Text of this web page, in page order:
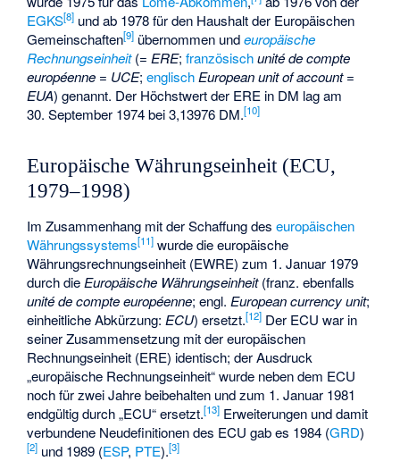
EGKS[8] und ab 1978 für den Haushalt der Europäischen
Gemeinschaften[9] übernommen undeuropäische
Rechnungseinheit(= ERE;französisch unité de compte
européenne = UCE;englisch European unit of account =
EUA) genannt. Der Höchstwert der ERE in DM lag am
30. September 1974 bei 3,13976 DM.[10]
Europäische Währungseinheit (ECU,
1979–1998)
Im Zusammenhang mit der Schaffung deseuropäischen
Währungssystems[11] wurde die europäische
Währungsrechnungseinheit (EWRE) zum 1. Januar 1979
durch die Europäische Währungseinheit(franz. ebenfalls
unité de compte européenne; engl. European currency unit;
einheitliche Abkürzung: ECU) ersetzt.[12] Der ECU war in
seiner Zusammensetzung mit der europäischen
Rechnungseinheit (ERE) identisch; der Ausdruck
„europäische Rechnungseinheit“ wurde neben dem ECU
noch für zwei Jahre beibehalten und zum 1. Januar 1981
endgültig durch „ECU“ ersetzt.[13] Erweiterungen und damit
verbundene Neudefinitionen des ECU gab es 1984 (GRD)
[2] und 1989 (ESP, PTE).[3]